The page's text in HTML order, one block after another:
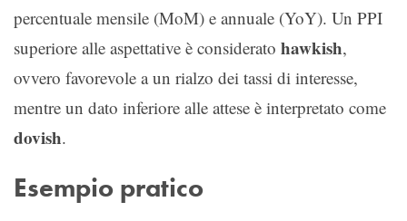
percentuale mensile (MoM) e annuale (YoY). Un PPI
superiore alle aspettative è considerato hawkish,
ovvero favorevole a un rialzo dei tassi di interesse,
mentre un dato inferiore alle attese è interpretato come
dovish.
Esempio pratico